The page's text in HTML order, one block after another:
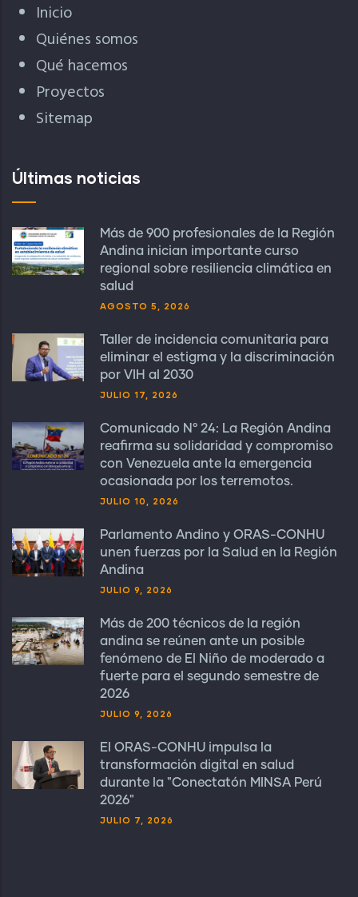
Inicio
Quiénes somos
Qué hacemos
Proyectos
Sitemap
Últimas noticias
Más de 900 profesionales de la Región
Andina inician importante curso
regional sobre resiliencia climática en
salud
AGOSTO 5, 2026
Taller de incidencia comunitaria para
eliminar el estigma y la discriminación
por VIH al 2030
JULIO 17, 2026
Comunicado N° 24: La Región Andina
reafirma su solidaridad y compromiso
con Venezuela ante la emergencia
ocasionada por los terremotos.
JULIO 10, 2026
Parlamento Andino y ORAS-CONHU
unen fuerzas por la Salud en la Región
Andina
JULIO 9, 2026
Más de 200 técnicos de la región
andina se reúnen ante un posible
fenómeno de El Niño de moderado a
fuerte para el segundo semestre de
2026
JULIO 9, 2026
El ORAS-CONHU impulsa la
transformación digital en salud
durante la "Conectatón MINSA Perú
2026"
JULIO 7, 2026